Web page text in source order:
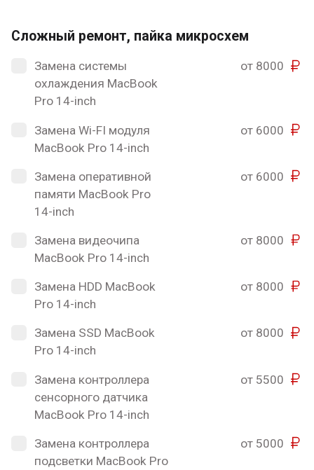
Сложный ремонт, пайка микросхем
Замена системы
охлаждения MacBook
Pro 14-inch
от 8000
Замена Wi-FI модуля
MacBook Pro 14-inch
от 6000
Замена оперативной
памяти MacBook Pro
14-inch
от 6000
Замена видеочипа
MacBook Pro 14-inch
от 8000
Замена HDD MacBook
Pro 14-inch
от 8000
Замена SSD MacBook
Pro 14-inch
от 8000
Замена контроллера
сенсорного датчика
MacBook Pro 14-inch
от 5500
Замена контроллера
подсветки MacBook Pro
от 5000